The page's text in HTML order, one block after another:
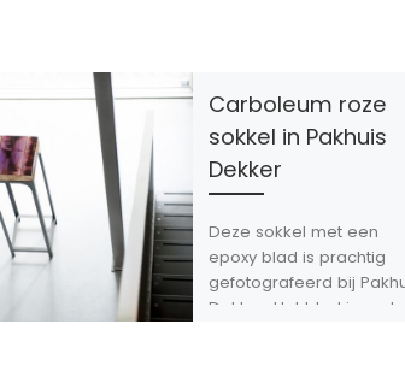
Carboleum roze
sokkel in Pakhuis
Dekker
Deze sokkel met een
epoxy blad is prachtig
gefotografeerd bij
Dekker. Het blad is oud